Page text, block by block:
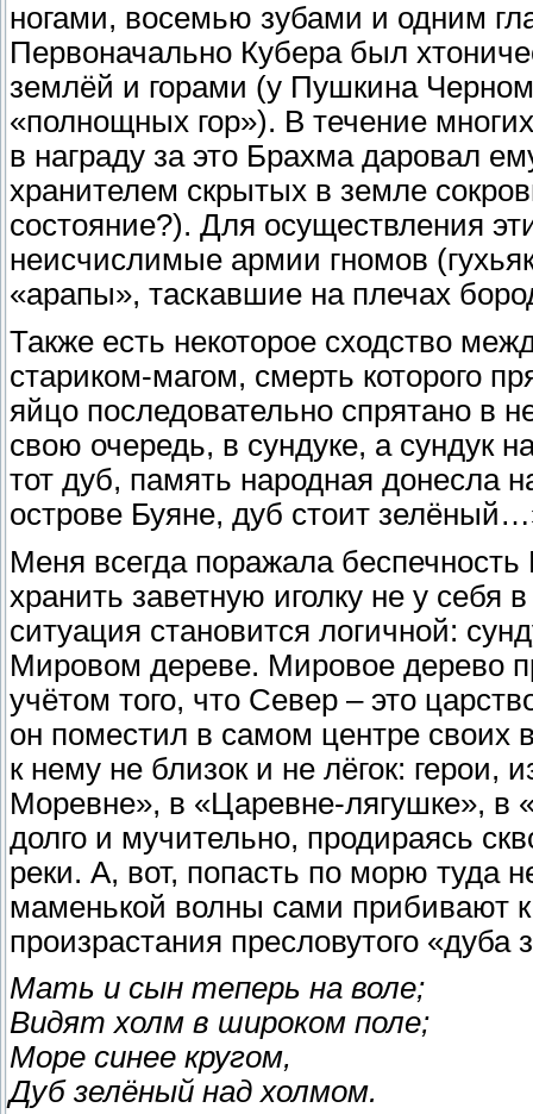
ногами, восемью зубами и одним
Первоначально Кубера был
землёй и горами (у Пушкина
«полнощных гор»). В течение
в награду за это Брахма даровал
хранителем скрытых в земле
состояние?). Для осуществления
неисчислимые армии гномов
«арапы», таскавшие на плечах
Также есть некоторое сходство
стариком-магом, смерть которого
яйцо последовательно спрятано в
свою очередь, в сундуке, а сундук
тот дуб, память народная донесла
острове Буяне, дуб стоит
Меня всегда поражала беспечность
хранить заветную иголку не у себя
ситуация становится логичной:
Мировом дереве. Мировое дерево
учётом того, что Север – это
он поместил в самом центре своих
к нему не близок и не лёгок:
Моревне», в «Царевне-лягушке», в
долго и мучительно, продираясь
реки. А, вот, попасть по морю туда
маменькой волны сами прибивают к
произрастания пресловутого «дуба
Мать и сын теперь на воле;
Видят холм в широком поле;
Море синее кругом,
Дуб зелёный над холмом.